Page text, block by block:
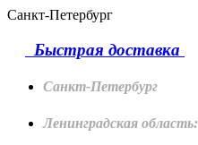
Санкт-Петербург
Быстрая доставка
Санкт-Петербург
Ленинградская область: